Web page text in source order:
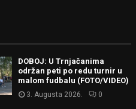
DOBOJ: U Trnjačanima
održan peti po redu turnir u
malom fudbalu (FOTO/VIDEO)
3. Augusta 2026. 0